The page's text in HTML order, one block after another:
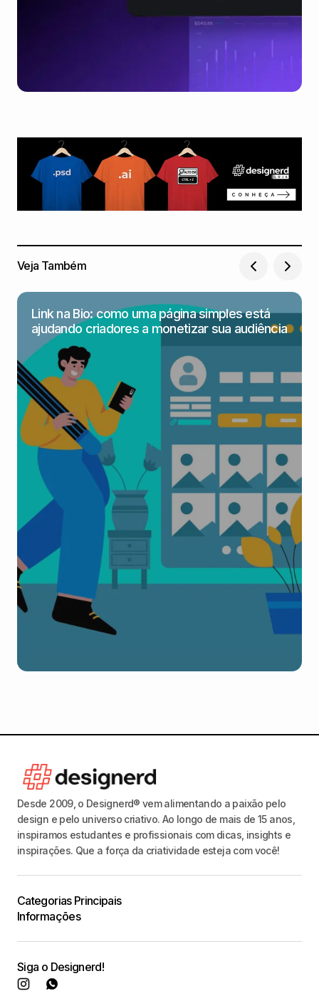
Veja Também
Link na Bio: como uma página simples está
ajudando criadores a monetizar sua audiência
Desde 2009, o Designerd® vem alimentando a paixão pelo
design e pelo universo criativo. Ao longo de mais de 15 anos,
inspiramos estudantes e profissionais com dicas, insights e
inspirações. Que a força da criatividade esteja com você!
Categorias Principais
Informações
Siga o Designerd!